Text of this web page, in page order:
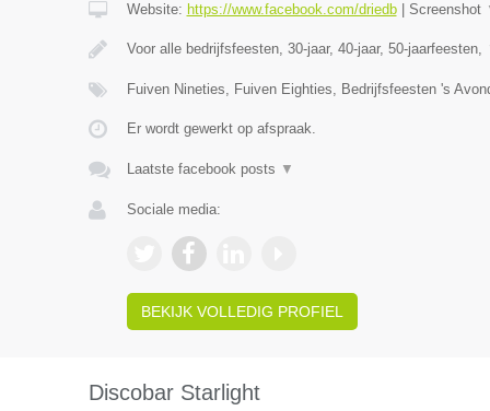
Website: https://www.facebook.com/driedb| Screenshot
Voor alle bedrijfsfeesten, 30-jaar, 40-jaar, 50-jaarfeesten,
Fuiven Nineties, Fuiven Eighties, Bedrijfsfeesten 's
Er wordt gewerkt op afspraak.
Laatste facebook posts ▼
Sociale media:
BEKIJK VOLLEDIG PROFIEL
Discobar Starlight